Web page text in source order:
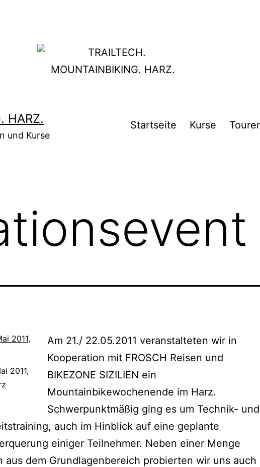
HARZ.
und Kurse
Startseite Kurse
2011,
Am 21./ 22.05.2011 veranstalteten wir in
Kooperation mit FROSCH Reisen und
BIKEZONE SIZILIEN ein
Mountainbikewochenende im Harz.
Schwerpunktmäßig ging es um Technik- und
auch im Hinblick auf eine geplante
einiger Teilnehmer. Neben einer Menge
aus dem Grundlagenbereich probierten wir uns auch